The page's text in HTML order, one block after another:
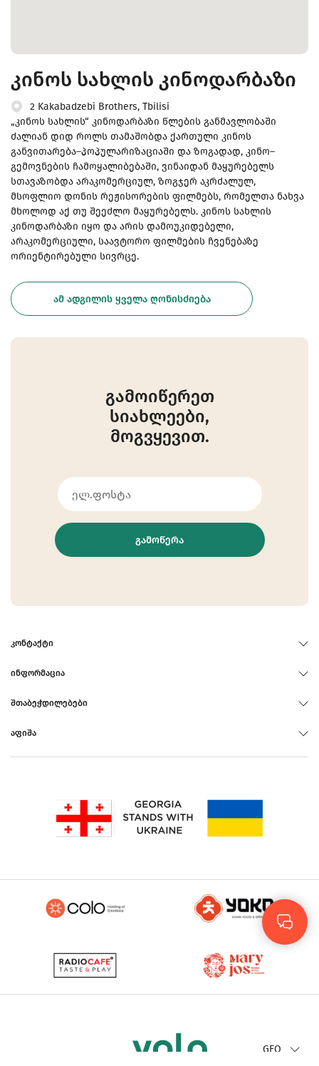
კინოს სახლის კინოდარბაზი
2 Kakabadzebi Brothers, Tbilisi
„კინოს სახლის“ კინოდარბაზი წლების განმავლობაში
ძალიან დიდ როლს თამაშობდა ქართული კინოს
განვითარება–პოპულარიზაციაში და ზოგადად, კინო–
გემოვნების ჩამოყალიბებაში, ვინაიდან მაყურებელს
სთავაზობდა არაკომერციულ, ზოგჯერ აკრძალულ,
მსოფლიო დონის რეჟისორების ფილმებს, რომელთა ნახვა
მხოლოდ აქ თუ შეეძლო მაყურებელს. კინოს სახლის
კინოდარბაზი იყო და არის დამოუკიდებელი,
არაკომერციული, საავტორო ფილმების ჩვენებაზე
ორიენტირებული სივრცე.
ᲐᲛ ᲐᲓᲒᲘᲚᲘᲡ ᲧᲕᲔᲚᲐ ᲦᲝᲜᲘᲡᲫᲘᲔᲑᲐ
გამოიწერეთ
სიახლეები,
მოგვყევით.
ᲒᲐᲛᲝᲬᲔᲠᲐ
ᲙᲝᲜᲢᲐᲥᲢᲘ
ᲘᲜᲤᲝᲠᲛᲐᲪᲘᲐ
ᲨᲗᲐᲑᲔᲭᲓᲘᲚᲔᲑᲔᲑᲘ
ᲐᲤᲘᲨᲐ
GEO
Rus